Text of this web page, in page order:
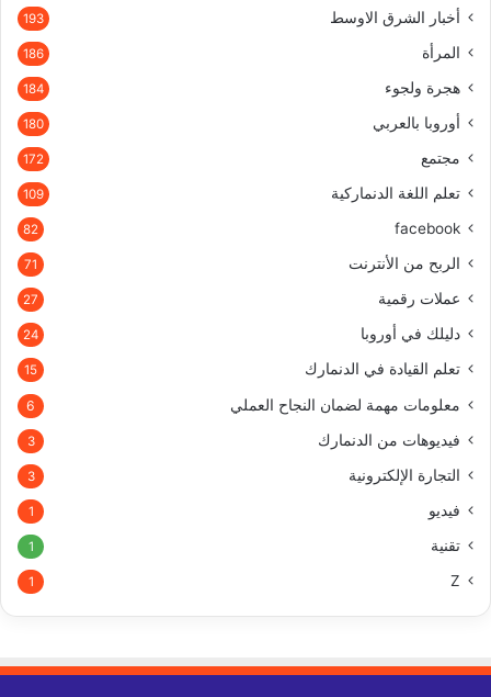
أخبار الشرق الاوسط 193
المرأة 186
هجرة ولجوء 184
أوروبا بالعربي 180
مجتمع 172
تعلم اللغة الدنماركية 109
facebook
82
الربح من الأنترنت 71
عملات رقمية 27
دليلك في أوروبا 24
تعلم القيادة في الدنمارك 15
معلومات مهمة لضمان النجاح العملي 6
فيديوهات من الدنمارك 3
التجارة الإلكترونية 3
فيديو 1
تقنية 1
Z
1